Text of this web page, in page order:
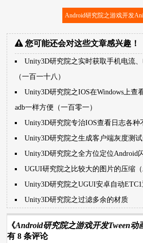
Android研究院之游戏开发
您可能还会对这些文章感兴趣！
Unity3D研究院之实时获取手机电流
（一百一十八）
Unity3D研究院之IOS在Windows上查
adb一样方便（一百零一）
Unity3D研究院专治IOS查看日志各种
Unity3D研究院之生成客户端灰度测试
Unity3D研究院之全方位定位Android
UGUI研究院之比较大的图片的压缩（
Unity3D研究院之UGUI安卓自动ETC1
Unity3D研究院之过滤多余的材质
《Android研究院之游戏开发Tween动
有 8 条评论